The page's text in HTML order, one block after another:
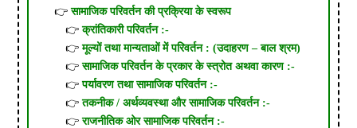
सामाजिक परिवर्तन की प्रक्रिया के स्वरूप
क्रांतिकारी परिवर्तन :-
मूल्यों तथा मान्यताओं में परिवर्तन : (उदाहरण – बाल श्रम)
सामाजिक परिवर्तन के प्रकार के स्त्रोत अथवा कारण :-
पर्यावरण तथा सामाजिक परिवर्तन :-
तकनीक / अर्थव्यवस्था और सामाजिक परिवर्तन :-
राजनीतिक ओर सामाजिक परिवर्तन :-